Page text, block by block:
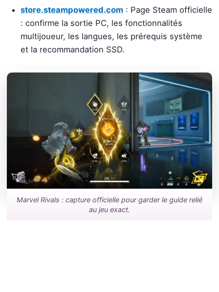
store.steampowered.com : Page Steam officielle
: confirme la sortie PC, les fonctionnalités
multijoueur, les langues, les prérequis système
et la recommandation SSD.
Marvel Rivals : capture officielle pour garder le guide relié
au jeu exact.